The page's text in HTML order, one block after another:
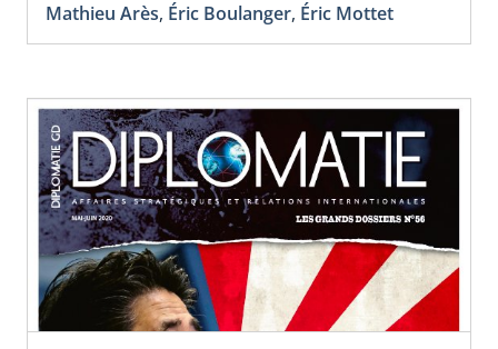
Mathieu Arès, Éric Boulanger, Éric Mottet